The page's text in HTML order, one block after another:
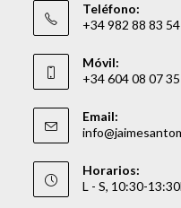
Teléfono:
+34 982 88 83 54
Móvil:
+34 604 08 07 35
Email:
Horarios:
L - S, 10:30-